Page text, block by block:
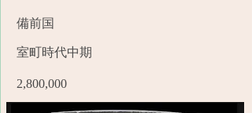
備前国
室町時代中期
2,800,000